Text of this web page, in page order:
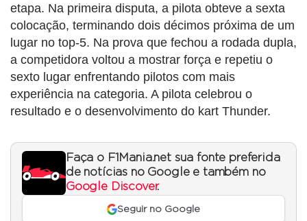
etapa. Na primeira disputa, a pilota obteve a sexta
colocação, terminando dois décimos próxima de um
lugar no top-5. Na prova que fechou a rodada dupla,
a competidora voltou a mostrar força e repetiu o
sexto lugar enfrentando pilotos com mais
experiência na categoria. A pilota celebrou o
resultado e o desenvolvimento do kart Thunder.
Faça o F1Mania.net sua fonte preferida
de notícias no Google e também no
Google Discover.
Seguir no Google